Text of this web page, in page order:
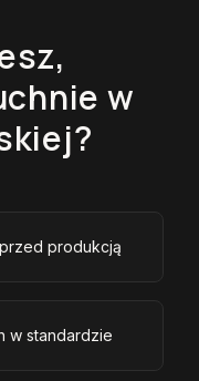
w
produkcją
w standardzie